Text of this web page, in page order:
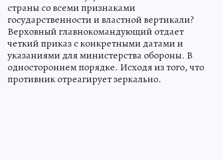
страны со всеми признаками
государственности и властной вертикали?
Верховный главнокомандующий отдает
четкий приказ с конкретными датами и
указаниями для министерства обороны. В
одностороннем порядке. Исходя из того, что
противник отреагирует зеркально.